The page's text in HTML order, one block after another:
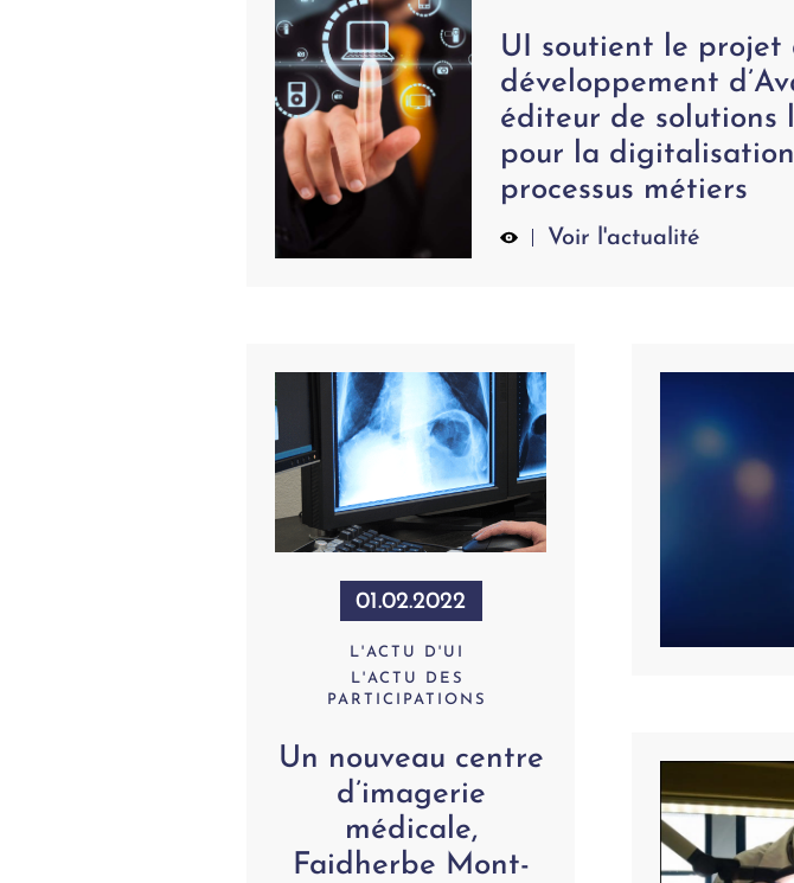
UI soutient le projet
développement
éditeur de solutions
pour la
processus métiers
Voir l'actualité
01.02.2022
L'ACTU D'UI
L'ACTU DES
PARTICIPATIONS
Un nouveau centre
d’imagerie
médicale,
Faidherbe Mont-